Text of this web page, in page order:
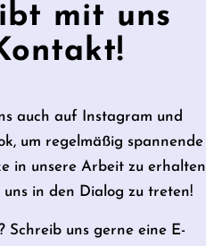
mit uns
auch auf Instagram und
um regelmäßig spannende
in unsere Arbeit zu erhalten
uns in den Dialog zu treten!
Schreib uns gerne eine E-